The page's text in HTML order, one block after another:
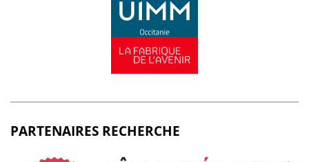
PARTENAIRES RECHERCHE